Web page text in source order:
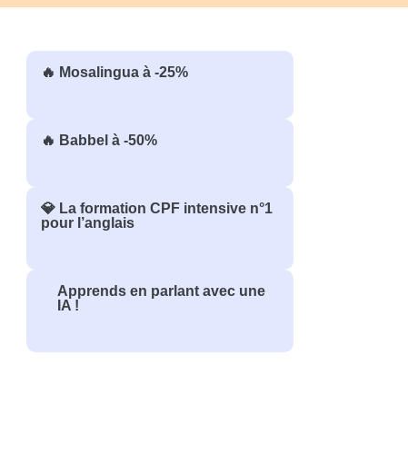
🔥 Mosalingua à -25%
🔥 Babbel à -50%
💎 La formation CPF intensive n°1
pour l’anglais
Apprends en parlant avec une
IA !